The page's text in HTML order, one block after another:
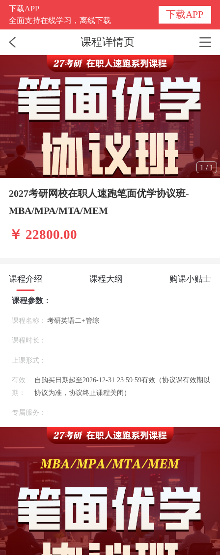
下载APP
全面支持在线学习，离线下载
下载APP
课程详情页
1 /1
2027考研网校在职人速跑笔面优学协议班-
MBA/MPA/MTA/MEM
￥ 22800.00
课程介绍 课程大纲 购课小贴士
课程参数：
课程名称： 考研英语二+管综
课程时长：
上课形式：
有效
期：
自购买日期起至2026-12-31 23:59:59有效（协议课有效期以
协议为准，协议终止课程关闭）
专属服务：